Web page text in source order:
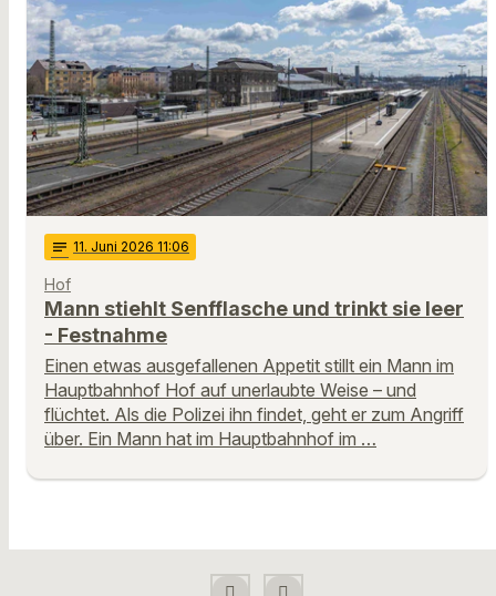
notes 11. Juni 2026 11:06
Hof
Mann stiehlt Senfflasche und trinkt sie leer
- Festnahme
Einen etwas ausgefallenen Appetit stillt ein Mann im
Hauptbahnhof Hof auf unerlaubte Weise – und
flüchtet. Als die Polizei ihn findet, geht er zum Angriff
über. Ein Mann hat im Hauptbahnhof im …